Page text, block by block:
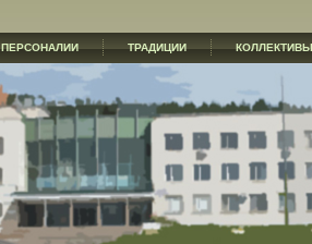
ПЕРСОНАЛИИ ТРАДИЦИИ КОЛЛЕКТИВЫ